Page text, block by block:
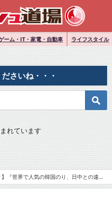
ーム・IT・家電・自動車 ライフスタイル
さいね・・・
れています
】『世界で人気の韓国のり、日中との違い
てTwitterの反応